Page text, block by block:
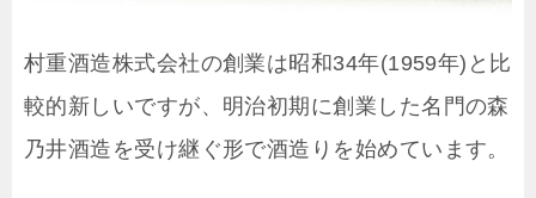
村重酒造株式会社の創業は昭和34年(1959年)と比
較的新しいですが、明治初期に創業した名門の森
乃井酒造を受け継ぐ形で酒造りを始めています。